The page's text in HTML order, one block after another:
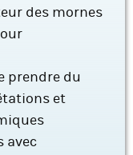
des mornes
prendre du
et
avec